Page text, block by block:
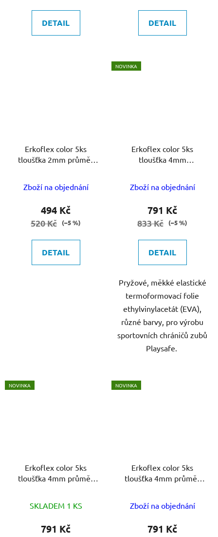
DETAIL DETAIL
Erkoflex color 5ks
tloušťka 2mm průměr
Zboží na objednání
494 Kč
520 Kč (–5 %)
DETAIL
NOVINKA
Erkoflex color 5ks
tloušťka 4mm
Zboží na objednání
791 Kč
833 Kč (–5 %)
DETAIL
Pryžové, měkké elastické
termoformovací folie
ethylvinylacetát (EVA),
různé barvy, pro výrobu
sportovních chráničů zubů
Playsafe.
NOVINKA
Erkoflex color 5ks
tloušťka 4mm průměr
SKLADEM 1 KS
791 Kč
NOVINKA
Erkoflex color 5ks
tloušťka 4mm průměr
Zboží na objednání
791 Kč